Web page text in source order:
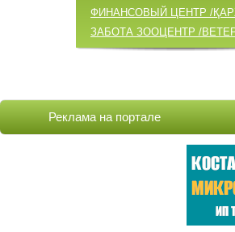
ФИНАНСОВЫЙ ЦЕНТР /
ЗАБОТА ЗООЦЕНТР /
VELOSTYLE / МАГАЗИН
METKO.kz /АГЕНТСТВО
СТРОИТЕЛЬ /МАГАЗИН /ИП
ЦЕНТРАЛ /БИЛЬЯРДНЫЙ
ПАССАЖИРСКИЕ
Реклама на портале